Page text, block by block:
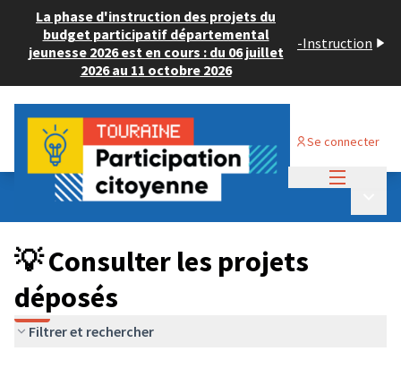
La phase d'instruction des projets du
budget participatif départemental
jeunesse 2026 est en cours : du 06 juillet
2026 au 11 octobre 2026
-Instruction
Se connecter
Budget Participatif JEUNESSE 2024
💡 Consulter les projets déposés
💡 Consulter les projets
déposés
Filtrer et rechercher